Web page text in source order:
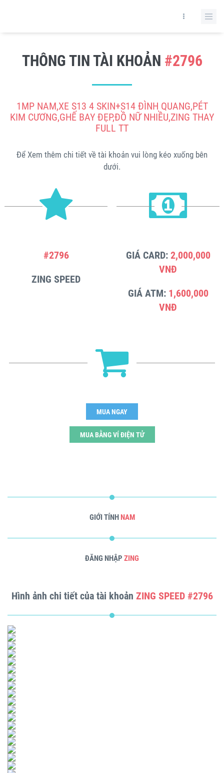
THÔNG TIN TÀI KHOẢN #2796
1MP NAM,XE S13 4 SKIN+S14 ĐÌNH QUANG,PÉT
KIM CƯƠNG,GHẾ BAY ĐẸP,ĐỒ NỮ NHIỀU,ZING THAY
FULL TT
Để Xem thêm chi tiết về tài khoản vui lòng kéo xuống bên
dưới.
#2796
ZING SPEED
GIÁ CARD: 2,000,000
VNĐ
GIÁ ATM: 1,600,000
VNĐ
MUA NGAY
MUA BẰNG VÍ ĐIỆN TỬ
GIỚI TÍNH NAM
ĐĂNG NHẬP ZING
Hình ảnh chi tiết của tài khoản ZING SPEED #2796